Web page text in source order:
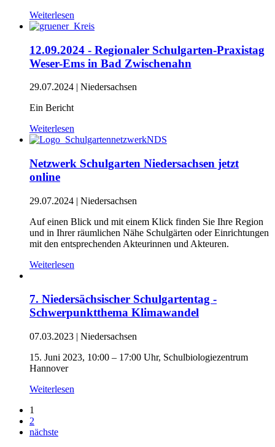
Weiterlesen
12.09.2024 - Regionaler Schulgarten-Praxistag
Weser-Ems in Bad Zwischenahn
29.07.2024 | Niedersachsen
Ein Bericht
Weiterlesen
Netzwerk Schulgarten Niedersachsen jetzt
online
29.07.2024 | Niedersachsen
Auf einen Blick und mit einem Klick finden Sie Ihre Region
und in Ihrer räumlichen Nähe Schulgärten oder Einrichtungen
mit den entsprechenden Akteurinnen und Akteuren.
Weiterlesen
7. Niedersächsischer Schulgartentag -
Schwerpunktthema Klimawandel
07.03.2023 | Niedersachsen
15. Juni 2023, 10:00 – 17:00 Uhr, Schulbiologiezentrum
Hannover
Weiterlesen
1
2
nächste